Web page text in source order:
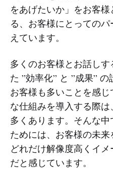
をあげたいか」をお客
る、お客様にとっての
えています。
多くのお客様とお話し
た ”効率化” と ”成果”
お客様も多いことを感
な仕組みを導入する際
多くあります。そんな
ためには、お客様の未
どれだけ解像度高くイ
だと感じています。